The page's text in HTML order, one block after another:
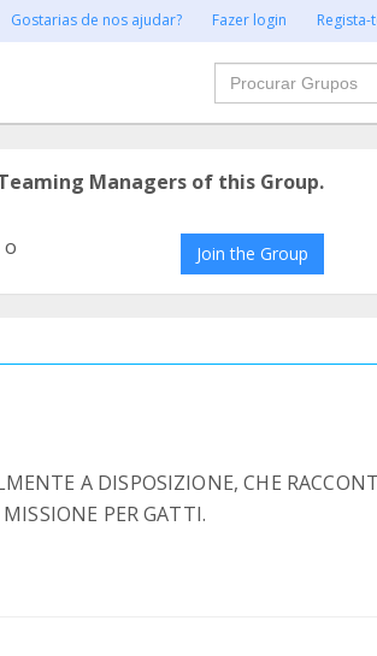
Gostarias de nos ajudar? Fazer login Regista-
Procurar
Managers of this Group.
o Join the Group
A DISPOSIZIONE, CHE
PER GATTI.